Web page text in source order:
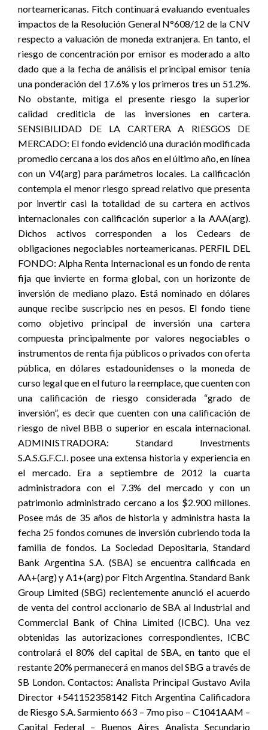
norteamericanas. Fitch continuará evaluando eventuales
impactos de la Resolución General N°608/12 de la CNV
respecto a valuación de moneda extranjera. En tanto, el
riesgo de concentración por emisor es moderado a alto
dado que a la fecha de análisis el principal emisor tenía
una ponderación del 17.6% y los primeros tres un 51.2%.
No obstante, mitiga el presente riesgo la superior
calidad crediticia de las inversiones en cartera.
SENSIBILIDAD DE LA CARTERA A RIESGOS DE
MERCADO: El fondo evidenció una duración modificada
promedio cercana a los dos años en el último año, en línea
con un V4(arg) para parámetros locales. La calificación
contempla el menor riesgo spread relativo que presenta
por invertir casi la totalidad de su cartera en activos
internacionales con calificación superior a la AAA(arg).
Dichos activos corresponden a los Cedears de
obligaciones negociables norteamericanas. PERFIL DEL
FONDO: Alpha Renta Internacional es un fondo de renta
fija que invierte en forma global, con un horizonte de
inversión de mediano plazo. Está nominado en dólares
aunque recibe suscripcio nes en pesos. El fondo tiene
como objetivo principal de inversión una cartera
compuesta principalmente por valores negociables o
instrumentos de renta fija públicos o privados con oferta
pública, en dólares estadounidenses o la moneda de
curso legal que en el futuro la reemplace, que cuenten con
una calificación de riesgo considerada “grado de
inversión”, es decir que cuenten con una calificación de
riesgo de nivel BBB o superior en escala internacional.
ADMINISTRADORA: Standard Investments
S.A.S.G.F.C.I. posee una extensa historia y experiencia en
el mercado. Era a septiembre de 2012 la cuarta
administradora con el 7.3% del mercado y con un
patrimonio administrado cercano a los $2.900 millones.
Posee más de 35 años de historia y administra hasta la
fecha 25 fondos comunes de inversión cubriendo toda la
familia de fondos. La Sociedad Depositaria, Standard
Bank Argentina S.A. (SBA) se encuentra calificada en
AA+(arg) y A1+(arg) por Fitch Argentina. Standard Bank
Group Limited (SBG) recientemente anunció el acuerdo
de venta del control accionario de SBA al Industrial and
Commercial Bank of China Limited (ICBC). Una vez
obtenidas las autorizaciones correspondientes, ICBC
controlará el 80% del capital de SBA, en tanto que el
restante 20% permanecerá en manos del SBG a través de
SB London. Contactos: Analista Principal Gustavo Avila
Director +541152358142 Fitch Argentina Calificadora
de Riesgo S.A. Sarmiento 663 – 7mo piso – C1041AAM –
Capital Federal – Buenos Aires Analista Secundario